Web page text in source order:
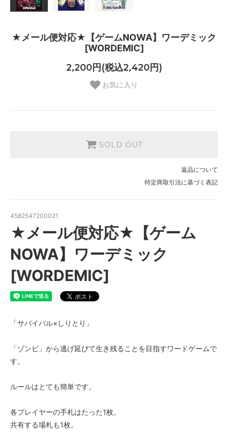
★メール便対応★【ゲームNOWA】ワーデミック
[WORDEMIC]
2,200円(税込2,420円)
お気に入り
SOLD OUT
返品について
特定商取引法に基づく表記
4582547200021
★メール便対応★【ゲーム
NOWA】ワーデミック
[WORDEMIC]
「サバイバル×しりとり」
「ゾンビ」から逃げ延びて生き残ることを目指すワードゲームで
す。
ルールはとても簡単です。
各プレイヤーの手札はたった1枚。
共有する場札も1枚。